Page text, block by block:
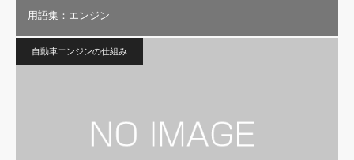
用語集：エンジン
自動車エンジンの仕組み